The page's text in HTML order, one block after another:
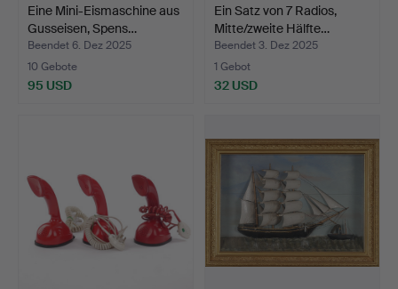
Eine Mini-Eismaschine aus
Gusseisen, Spens…
Beendet 6. Dez 2025
10 Gebote
95 USD
Ein Satz von 7 Radios,
Mitte/zweite Hälfte…
Beendet 3. Dez 2025
1 Gebot
32 USD